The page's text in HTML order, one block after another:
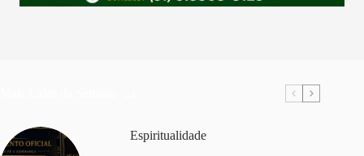
Espiritualidade